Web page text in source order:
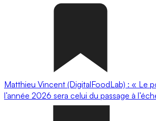
Matthieu Vincent (DigitalFoodLab) : « Le
l’année 2026 sera celui du passage à